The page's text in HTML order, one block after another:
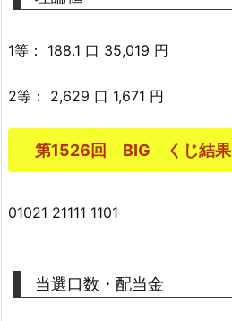
1等： 188.1 口 35,019 円
2等： 2,629 口 1,671 円
第1526回 BIG くじ結果
01021 21111 1101
当選口数・配当金